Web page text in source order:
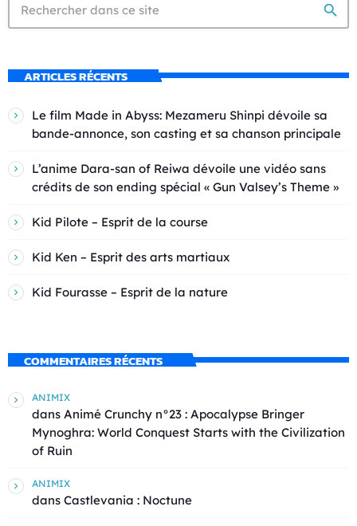
search
ARTICLES RÉCENTS
Le film Made in Abyss: Mezameru Shinpi dévoile sa
bande-annonce, son casting et sa chanson principale
L’anime Dara-san of Reiwa dévoile une vidéo sans
crédits de son ending spécial « Gun Valsey’s Theme »
Kid Pilote – Esprit de la course
Kid Ken – Esprit des arts martiaux
Kid Fourasse – Esprit de la nature
COMMENTAIRES RÉCENTS
ANIMIX
dans Animé Crunchy n°23 : Apocalypse Bringer
Mynoghra: World Conquest Starts with the Civilization
of Ruin
ANIMIX
dans Castlevania : Noctune